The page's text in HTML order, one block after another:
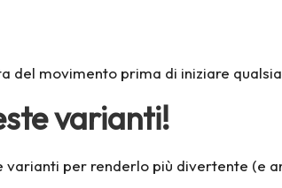
del movimento prima di iniziare
varianti!
per renderlo più divertente (e